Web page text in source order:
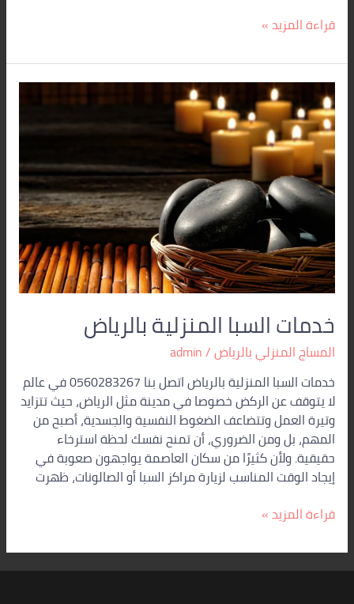
يديك!
قراءة المزيد »
خدمات السبا المنزلية بالرياض
المساج المنزلي بالرياض/
admin
خدمات السبا المنزلية بالرياض اتصل بنا 0560283267 في عالم
لا يتوقف عن الركض خصوصا في مدينة مثل الرياض، حيث تتزايد
وتيرة العمل وتتضاعف الضغوط النفسية والجسدية، أصبح من
المهم، بل ومن الضروري، أن تمنح نفسك لحظة استرخاء
حقيقية. ولأن كثيرًا من سكان العاصمة يواجهون صعوبة في
إيجاد الوقت المناسب لزيارة مراكز السبا أو الصالونات، ظهرت
خدمات
السبا
المنزلية
بالرياض
قراءة المزيد »